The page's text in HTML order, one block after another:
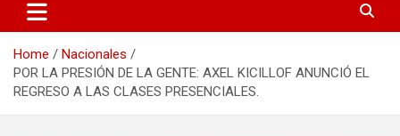
Home
Nacionales
POR LA PRESIÓN DE LA GENTE: AXEL KICILLOF ANUNCIÓ EL
REGRESO A LAS CLASES PRESENCIALES.